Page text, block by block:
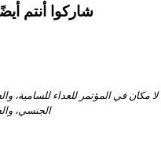
شاركوا أنتم
لا مكان في المؤتمر للعداء للسامية،
الجنسي،